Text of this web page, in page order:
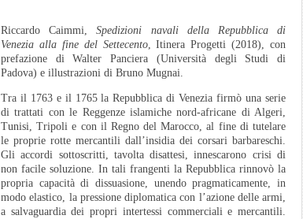
Riccardo Caimmi,Spedizioni navali della Repubblica di
Venezia alla fine del Settecento, Itinera Progetti (2018), con
prefazione di Walter Panciera (Università degli Studi di
Padova) e illustrazioni di Bruno Mugnai.
Tra il 1763 e il 1765 la Repubblica di Venezia firmò una serie
di trattati con le Reggenze islamiche nord-africane di Algeri,
Tunisi, Tripoli e con il Regno del Marocco, al fine di tutelare
le proprie rotte mercantili dall’insidia dei corsari barbareschi.
Gli accordi sottoscritti, tavolta disattesi, innescarono crisi di
non facile soluzione. In tali frangenti la Repubblica rinnovò la
propria capacità di dissuasione, unendo pragmaticamente, in
modo elastico, la pressione diplomatica con l’azione delle armi,
a salvaguardia dei propri intertessi commerciali e mercantili.